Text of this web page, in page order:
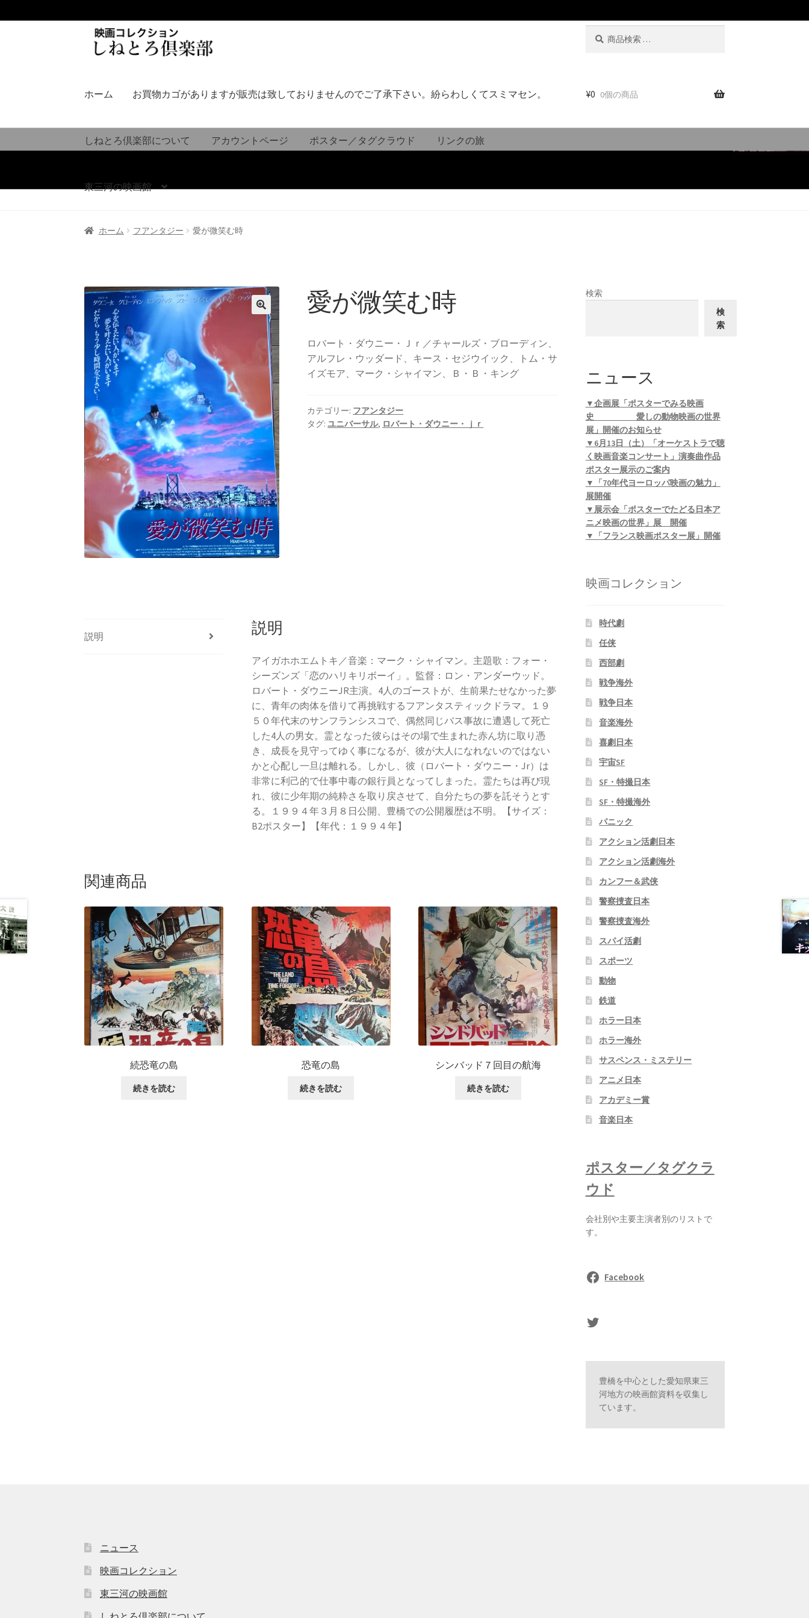
シ
へ
ス
ッ
ツ
キ
ッ
ホーム お買物カゴがありますが販売は致しておりませんのでご了承下さい。紛らわしくてスミマセン。
しねとろ倶楽部について アカウントページ ポスター／タグクラウド リンクの旅
東三河の映画館
¥0 0個の商品
ホーム フアンタジー 愛が微笑む時
愛が微笑む時
ロバート・ダウニー・Ｊｒ／チャールズ・ブローディン、
アルフレ・ウッダード、キース・セジウイック、トム・サ
イズモア、マーク・シャイマン、Ｂ・Ｂ・キング
カテゴリー: フアンタジー
タグ:ユニバーサル, ロバート・ダウニー・ｊｒ
説明 説明
アイガホホエムトキ／音楽：マーク・シャイマン。主題歌：フォー・
シーズンズ「恋のハリキリボーイ」。監督：ロン・アンダーウッド。
ロバート・ダウニーJR主演。4人のゴーストが、生前果たせなかった夢
に、青年の肉体を借りて再挑戦するフアンタスティックドラマ。１９
５０年代末のサンフランシスコで、偶然同じバス事故に遭遇して死亡
した4人の男女。霊となった彼らはその場で生まれた赤ん坊に取り憑
き、成長を見守ってゆく事になるが、彼が大人になれないのではない
かと心配し一旦は離れる。しかし、彼（ロバート・ダウニー・Jr）は
非常に利己的で仕事中毒の銀行員となってしまった。霊たちは再び現
れ、彼に少年期の純粋さを取り戻させて、自分たちの夢を託そうとす
る。１９９４年３月８日公開、豊橋での公開履歴は不明。【サイズ：
B2ポスター】【年代：１９９４年】
関連商品
続恐竜の島
続きを読む
恐竜の島
続きを読む
シンバッド７回目の航海
続きを読む
検索
検
索
ニュース
▼企画展「ポスターでみる映画
史 愛しの動物映画の世界
展」開催のお知らせ
▼6月13日（土）「オーケストラで聴
く映画音楽コンサート」演奏曲作品
ポスター展示のご案内
▼「70年代ヨーロッパ映画の魅力」
展開催
▼展示会「ポスターでたどる日本ア
ニメ映画の世界」展 開催
▼「フランス映画ポスター展」開催
映画コレクション
時代劇
任侠
西部劇
戦争海外
戦争日本
音楽海外
喜劇日本
宇宙SF
SF・特撮日本
SF・特撮海外
パニック
アクション活劇日本
アクション活劇海外
カンフー＆武侠
警察捜査日本
警察捜査海外
スパイ活劇
スポーツ
動物
鉄道
ホラー日本
ホラー海外
サスペンス・ミステリー
アニメ日本
アカデミー賞
音楽日本
ポスター／タグクラ
ウド
会社別や主要主演者別のリストで
す。
Facebook
sasaki's Twitter
豊橋を中心とした愛知県東三
河地方の映画館資料を収集し
ています。
ニュース
映画コレクション
東三河の映画館